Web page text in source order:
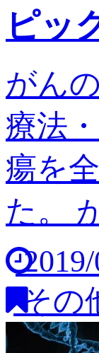
ピッ
がん
療法
瘍を
た。
その